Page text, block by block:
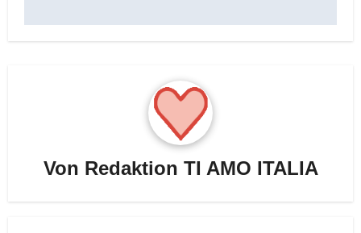
Von Redaktion TI AMO ITALIA